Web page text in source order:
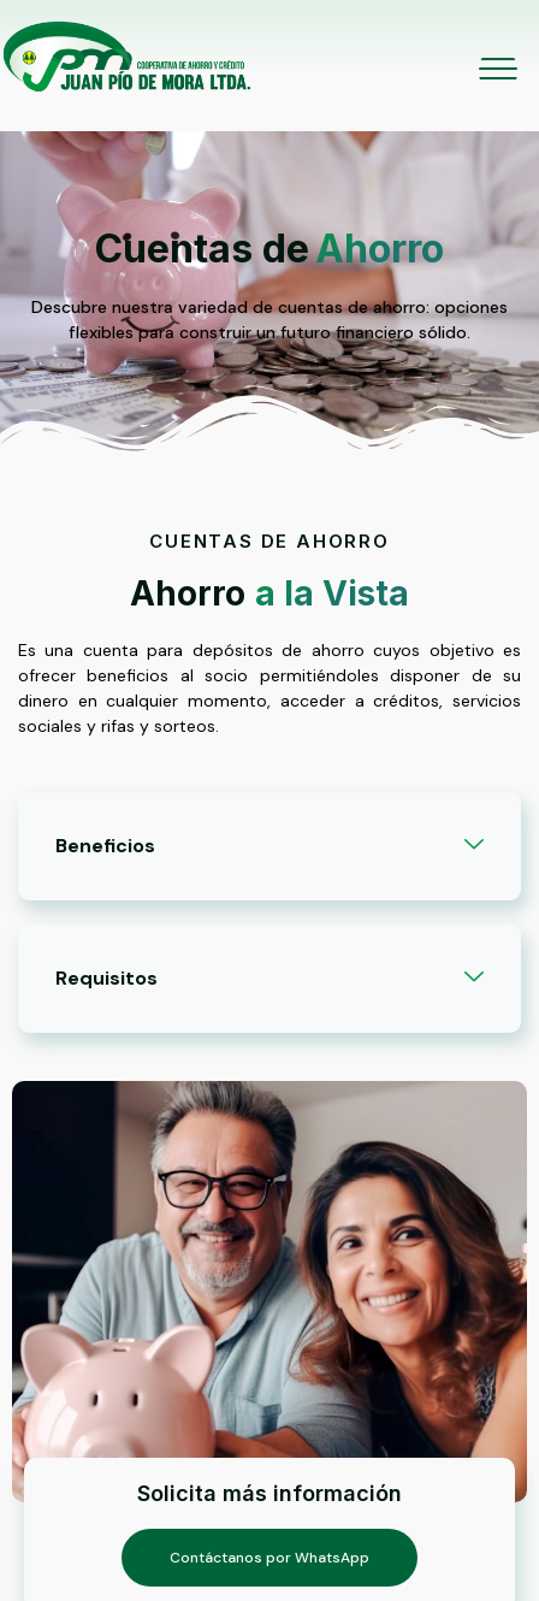
Cuentas deAhorro
Descubre nuestra variedad de cuentas de ahorro: opciones
flexibles para construir un futuro financiero sólido.
Solicita más información
Contáctanos por WhatsApp
CUENTAS DE AHORRO
Ahorro a la Vista
Es una cuenta para depósitos de ahorro cuyos objetivo es
ofrecer beneficios al socio permitiéndoles disponer de su
dinero en cualquier momento, acceder a créditos, servicios
sociales y rifas y sorteos.
Beneficios
Requisitos